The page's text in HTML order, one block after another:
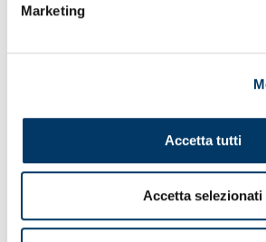
Marketing
Accetta tutti
Accetta selezionati
I Genoani per Pippo
– Domenica alle
della parete esterna della Gradinata
storica figura della tifoseria. L’iniziativa
componenti la tifoseria insieme
Genoani. Pippo Spagnolo aveva
carica di presidente del Comitato
Genoani. “Esempio, simbolo e
– i suoi figgieu -, i club e i gruppi della
nei comunicati diffusi.